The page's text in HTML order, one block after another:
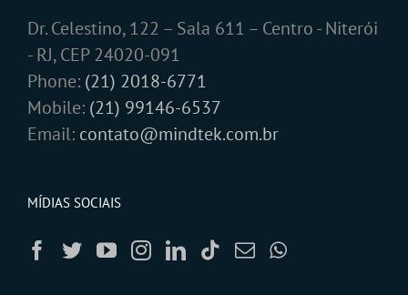
Dr. Celestino, 122 – Sala 611 – Centro - Niterói
- RJ, CEP 24020-091
Phone: (21) 2018-6771
Mobile: (21) 99146-6537
Email: contato@mindtek.com.br
MÍDIAS SOCIAIS